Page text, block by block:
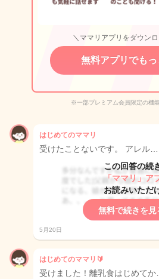
＼ママリアプリをダウン
無料アプリでもっ
※一部プレミアム会員限定の機
はじめてのママリ
受けたことないです。 アレル…
この回答の続
「ママリ」ア
お読みいただ
無料で続きを見
5月20日
はじめてのママリ🔰
受けました！離乳食はじめてか…